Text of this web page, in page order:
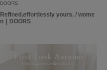
DOORS
Refined,effortlessly yours. / wome
n｜DOORS